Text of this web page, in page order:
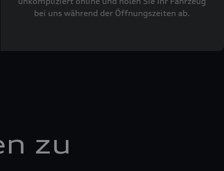
bei uns während der Öffnungszeiten ab.
zu